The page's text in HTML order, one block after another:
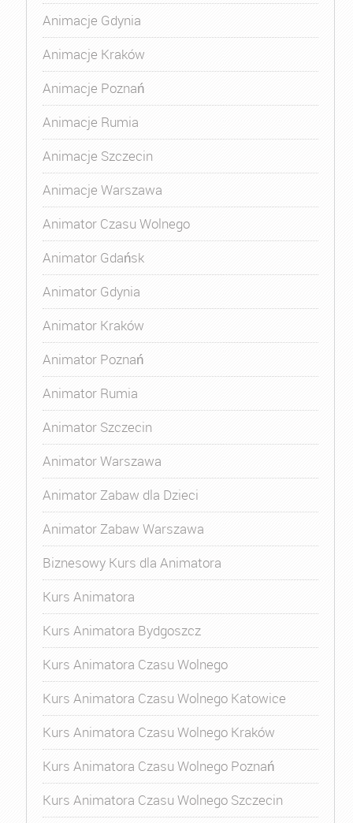
Animacje Gdynia
Animacje Kraków
Animacje Poznań
Animacje Rumia
Animacje Szczecin
Animacje Warszawa
Animator Czasu Wolnego
Animator Gdańsk
Animator Gdynia
Animator Kraków
Animator Poznań
Animator Rumia
Animator Szczecin
Animator Warszawa
Animator Zabaw dla Dzieci
Animator Zabaw Warszawa
Biznesowy Kurs dla Animatora
Kurs Animatora
Kurs Animatora Bydgoszcz
Kurs Animatora Czasu Wolnego
Kurs Animatora Czasu Wolnego Katowice
Kurs Animatora Czasu Wolnego Kraków
Kurs Animatora Czasu Wolnego Poznań
Kurs Animatora Czasu Wolnego Szczecin